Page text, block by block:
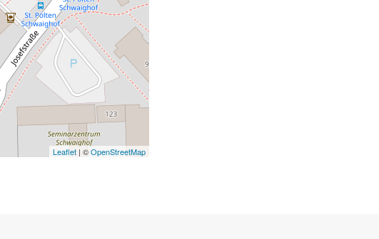
Leaflet | ©OpenStreetMap